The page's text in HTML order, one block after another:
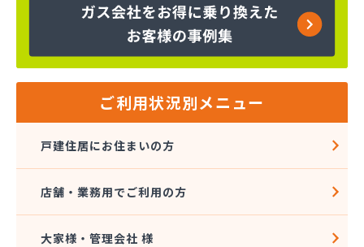
株式会社コープエナジー 足利営業所
株式会社コボリ・ガス
株式会社サイサン 宇都宮営業所
株式会社サイサン 今市営業所
株式会社サイサン 湯西川営業所
株式会社サイサン 物流管理
株式会社スガマタ
株式会社スミスケ
ご利用状況別メニュー
戸建住居にお住まいの方
店舗・業務用でご利用の方
大家様・管理会社 様